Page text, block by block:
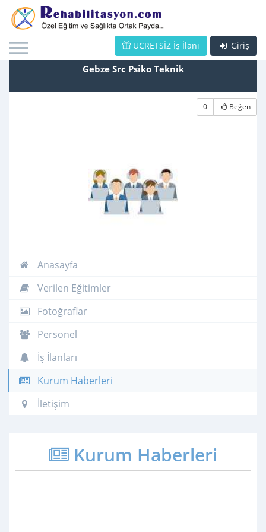
Giriş
ÜCRETSİZ İş İlanı
Gebze Src Psiko Teknik
0 Beğen
Anasayfa
Verilen Eğitimler
Fotoğraflar
Personel
İş İlanları
Kurum Haberleri
İletişim
Kurum Haberleri